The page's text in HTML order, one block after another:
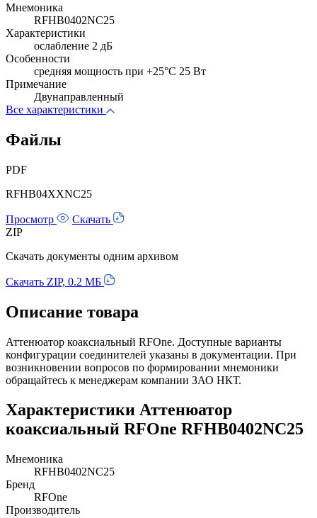
Мнемоника
RFHB0402NC25
Характеристики
ослабление 2 дБ
Особенности
cредняя мощность при +25°C 25 Вт
Примечание
Двунаправленный
Все характеристики
Файлы
PDF
RFHB04XXNC25
Просмотр
Скачать
ZIP
Скачать документы одним архивом
Скачать ZIP, 0.2 МБ
Описание товара
Аттенюатор коаксиальный RFOne. Доступные варианты
конфигурации соединителей указаны в документации. При
возникновении вопросов по формировании мнемоники
обращайтесь к менеджерам компании ЗАО НКТ.
Характеристики Аттенюатор
коаксиальный RFOne RFHB0402NC25
Мнемоника
RFHB0402NC25
Бренд
RFOne
Производитель